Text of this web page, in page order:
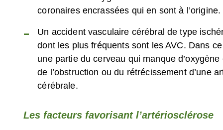
coronaires encrassées qui en sont à l’origine.
–
Un accident vasculaire cérébral de type
dont les plus fréquents sont les AVC. Dans ce
une partie du cerveau qui manque d’oxygène
de l’obstruction ou du rétrécissement d’une
cérébrale.
Les facteurs favorisant l’artériosclérose